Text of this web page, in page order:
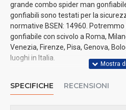
grande combo spider man
gonfiabili sono testati per la
normative BSEN: 14960.
gonfiabile con scivolo a Roma,
Venezia, Firenze, Pisa, Genova,
luoghi in Italia.
SPECIFICHE RECENSIONI